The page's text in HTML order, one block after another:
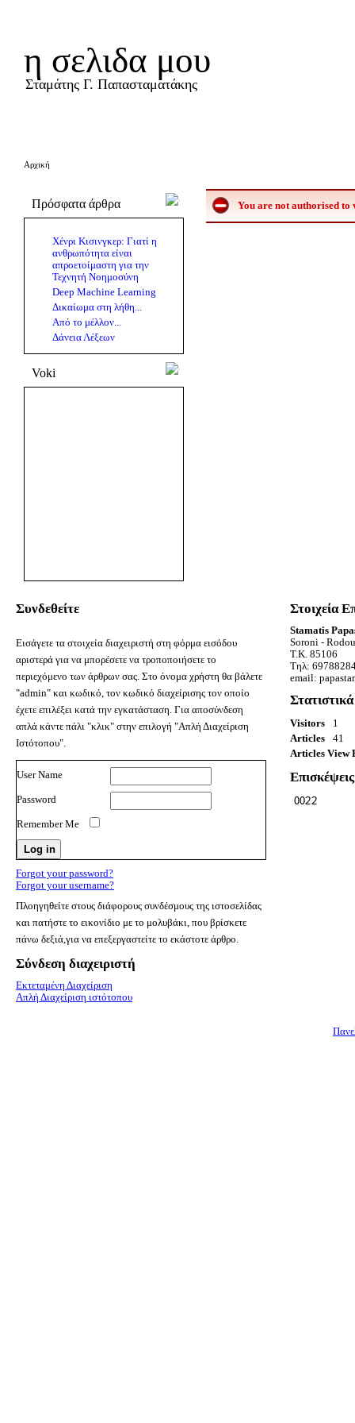
η σελιδα μου
Σταμάτης Γ. Παπασταματάκης
Αρχική
Πρόσφατα άρθρα
Χένρι Κισινγκερ: Γιατί η
ανθρωπότητα είναι
απροετοίμαστη για την
Τεχνητή Νοημοσύνη
Deep Machine Learning
Δικαίωμα στη λήθη...
Από το μέλλον...
Δάνεια Λέξεων
Voki
You are not authorised to
Συνδεθείτε
Εισάγετε τα στοιχεία διαχειριστή στη φόρμα εισόδου
αριστερά για να μπορέσετε να τροποποιήσετε το
περιεχόμενο των άρθρων σας. Στο όνομα χρήστη θα βάλετε
"admin" και κωδικό, τον κωδικό διαχείρισης τον οποίο
έχετε επιλέξει κατά την εγκατάσταση. Για αποσύνδεση
απλά κάντε πάλι "κλικ" στην επιλογή "Απλή Διαχείριση
Ιστότοπου".
User Name
Password
Remember Me
Forgot your password?
Forgot your username?
Πλοηγηθείτε στους διάφορους συνδέσμους της ιστοσελίδας
και πατήστε το εικονίδιο με το μολυβάκι, που βρίσκετε
πάνω δεξιά,για να επεξεργαστείτε το εκάστοτε άρθρο.
Σύνδεση διαχειριστή
Εκτεταμένη Διαχείριση
Απλή Διαχείριση ιστότοπου
Στοιχεία
Stamatis
Soroni - Rodou
Τ.Κ. 85106
Τηλ:
email:
Στατιστικά
Visitors
1
Articles
41
Articles View
Επισκέψεις